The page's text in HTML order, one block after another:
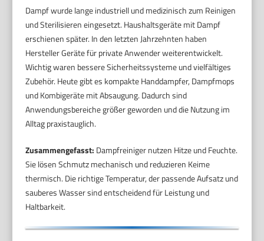
Dampf wurde lange industriell und medizinisch zum Reinigen
und Sterilisieren eingesetzt. Haushaltsgeräte mit Dampf
erschienen später. In den letzten Jahrzehnten haben
Hersteller Geräte für private Anwender weiterentwickelt.
Wichtig waren bessere Sicherheitssysteme und vielfältiges
Zubehör. Heute gibt es kompakte Handdampfer, Dampfmops
und Kombigeräte mit Absaugung. Dadurch sind
Anwendungsbereiche größer geworden und die Nutzung im
Alltag praxistauglich.
Zusammengefasst: Dampfreiniger nutzen Hitze und Feuchte.
Sie lösen Schmutz mechanisch und reduzieren Keime
thermisch. Die richtige Temperatur, der passende Aufsatz und
sauberes Wasser sind entscheidend für Leistung und
Haltbarkeit.